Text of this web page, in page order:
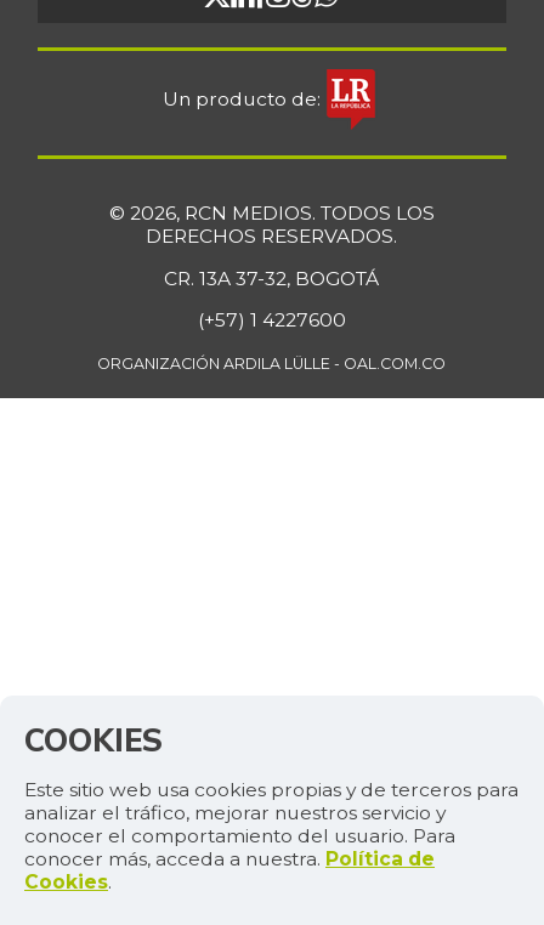
Un producto de:
© 2026, RCN MEDIOS. TODOS LOS
DERECHOS RESERVADOS.
CR. 13A 37-32, BOGOTÁ
(+57) 1 4227600
ORGANIZACIÓN ARDILA LÜLLE - OAL.COM.CO
COOKIES
Este sitio web usa cookies propias y de terceros para
analizar el tráfico, mejorar nuestros servicio y
conocer el comportamiento del usuario. Para
conocer más, acceda a nuestra. Política de
Cookies.